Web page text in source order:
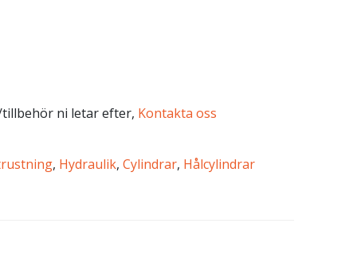
ni letar efter, Kontakta oss
, Hydraulik, Cylindrar, Hålcylindrar